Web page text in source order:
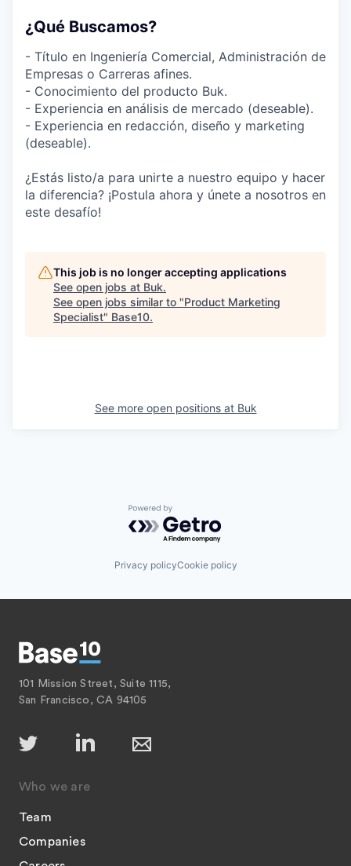
¿Qué Buscamos?
- Título en Ingeniería Comercial, Administración de
Empresas o Carreras afines.
- Conocimiento del producto Buk.
- Experiencia en análisis de mercado (deseable).
- Experiencia en redacción, diseño y marketing
(deseable).
¿Estás listo/a para unirte a nuestro equipo y hacer
la diferencia? ¡Postula ahora y únete a nosotros en
este desafío!
This job is no longer accepting applications
See open jobs at Buk.
See open jobs similar to "Product Marketing
Specialist" Base10.
See more open positions at Buk
Powered by Getro.com
Privacy policyCookie policy
101 Mission Street, Suite 1115,
San Francisco, CA 94105
Who we are
Team
Companies